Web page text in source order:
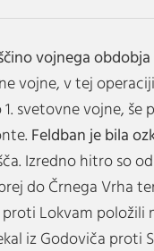
vojnega obdobja
vojne, v tej
svetovne vojne, še
Feldban je bila
Izredno hitro so
do Črnega Vrha
Lokvam položili
iz Godoviča proti